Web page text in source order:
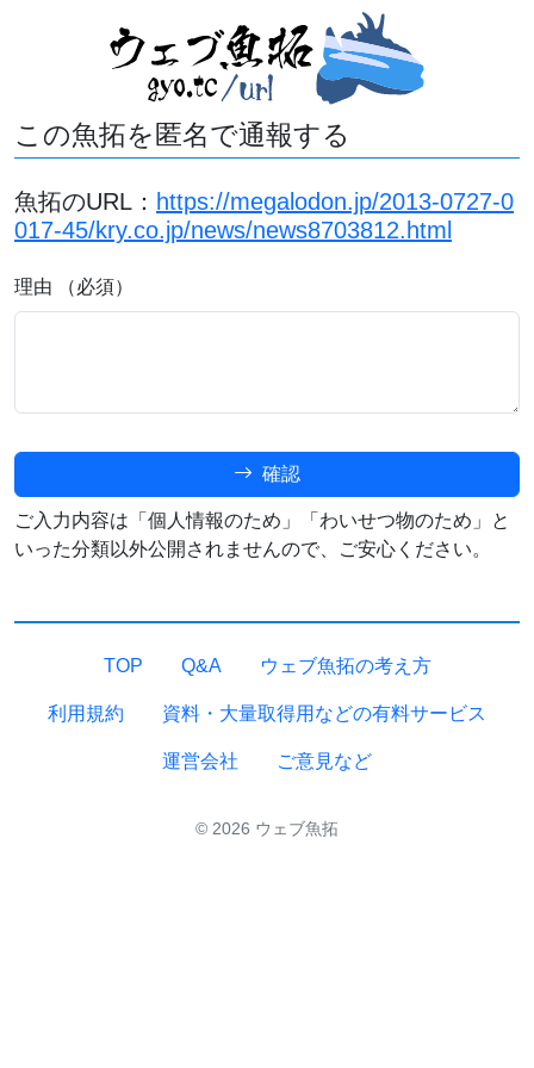
この魚拓を匿名で通報する
魚拓のURL： https://megalodon.jp/2013-0727-0
017-45/kry.co.jp/news/news8703812.html
理由 （必須）
確認
ご入力内容は「個人情報のため」「わいせつ物のため」と
いった分類以外公開されませんので、ご安心ください。
TOP Q&A ウェブ魚拓の考え方
利用規約 資料・大量取得用などの有料サービス
運営会社 ご意見など
© 2026 ウェブ魚拓